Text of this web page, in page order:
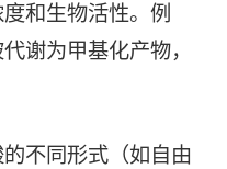
和生物活性。例
谢为甲基化产物，
不同形式（如自由